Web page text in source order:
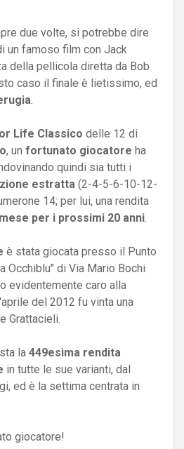
due volte, si potrebbe dire
un famoso film con Jack
della pellicola diretta da Bob
caso il finale è lietissimo, ed
.
Life Classico delle 12 di
, un fortunato giocatore ha
quindi sia tutti i
estratta (2-4-5-6-10-12-
14; per lui, una rendita
per i prossimi 20 anni.
è stata giocata presso il Punto
Occhiblu" di Via Mario Bochi
evidentemente caro alla
del 2012 fu vinta una
Grattacieli.
la 449esima rendita
in tutte le sue varianti, dal
ed è la settima centrata in
giocatore!